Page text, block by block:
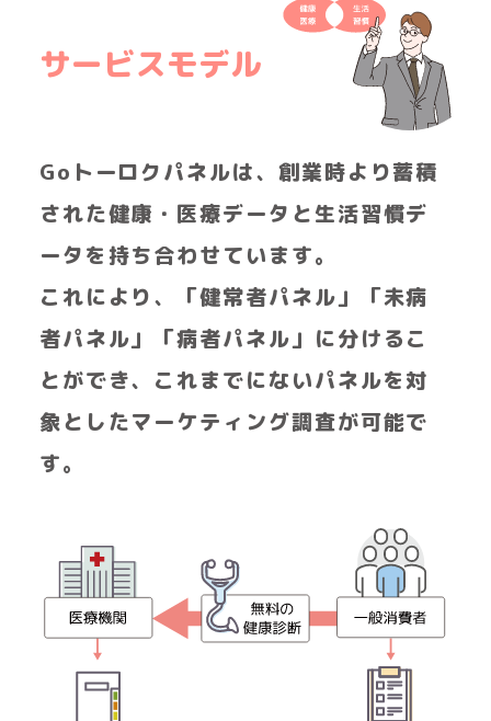
サービスモデル
Goトーロクパネルは、創業時より蓄積
された健康・医療データと生活習慣デ
ータを 持ち合わせています。
これにより、「健常者パネル」「未病
者パネル」
「病者パネル」に分けるこ
とができ、 これまでにないパネルを対
象としたマーケティング調査が可能で
す。